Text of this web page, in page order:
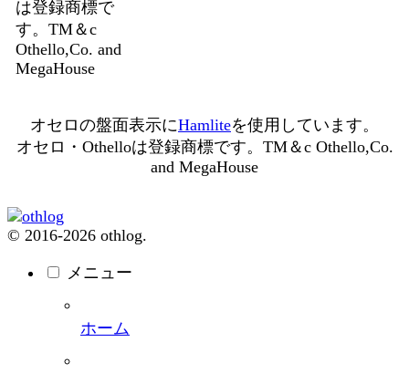
は登録商標で
す。TM＆c
Othello,Co. and
MegaHouse
オセロの盤面表示にHamliteを使用しています。
オセロ・Othelloは登録商標です。TM＆c Othello,Co.
and MegaHouse
© 2016-2026 othlog.
メニュー
ホーム